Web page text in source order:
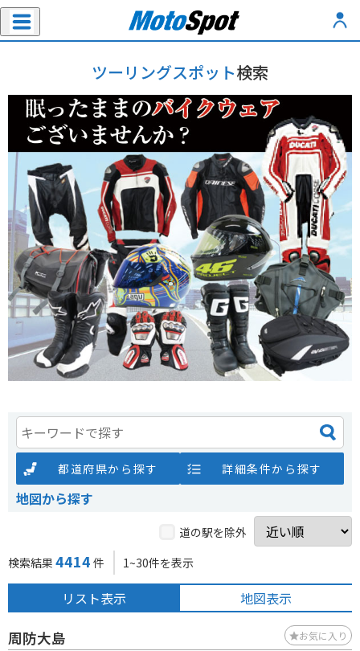
ツーリングスポット検索
都道府県から探す 詳細条件から探す
地図から探す
道の駅を除外
検索結果 4414 件 1~30件を表示
リスト表示 地図表示
周防大島 お気に入り